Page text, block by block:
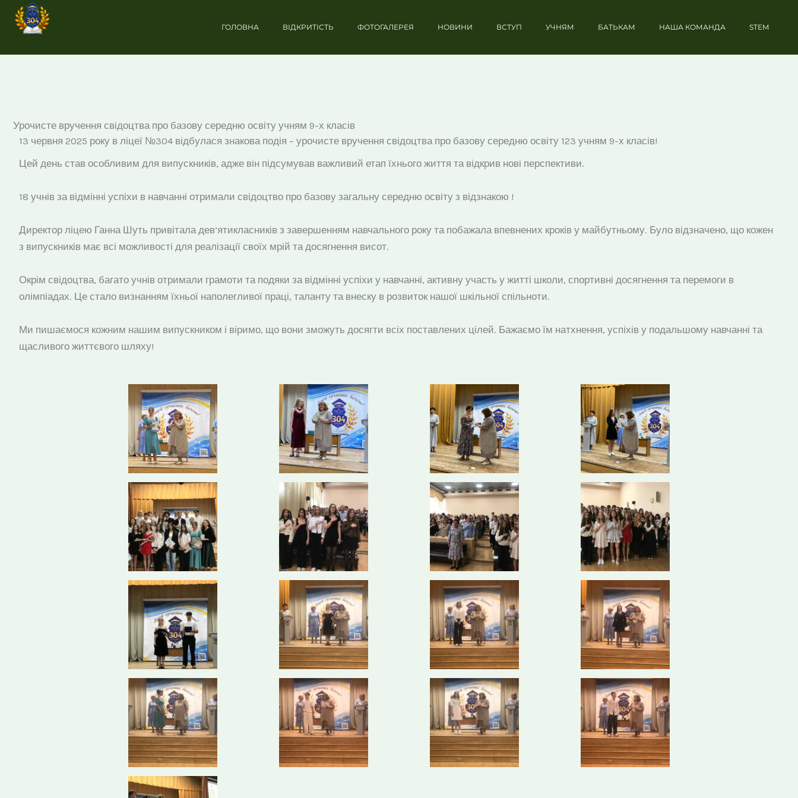
Перейти
ГОЛОВНА ВІДКРИТІСТЬ ФОТОГАЛЕРЕЯ НОВИНИ ВСТУП УЧНЯМ БАТЬКАМ НАША КОМАНДА STEM
Урочисте вручення свідоцтва про базову середню освіту учням 9-х класів
13 червня 2025 року в ліцеї №304 відбулася знакова подія – урочисте вручення свідоцтва про базову середню освіту 123 учням 9-х класів!
Цей день став особливим для випускників, адже він підсумував важливий етап їхнього життя та відкрив нові перспективи.
18 учнів за відмінні успіхи в навчанні отримали свідоцтво про базову загальну середню освіту з відзнакою !
Директор ліцею Ганна Шуть привітала дев’ятикласників з завершенням навчального року та побажала впевнених кроків у майбутньому. Було відзначено, що кожен
з випускників має всі можливості для реалізації своїх мрій та досягнення висот.
Окрім свідоцтва, багато учнів отримали грамоти та подяки за відмінні успіхи у навчанні, активну участь у житті школи, спортивні досягнення та перемоги в
олімпіадах. Це стало визнанням їхньої наполегливої праці, таланту та внеску в розвиток нашої шкільної спільноти.
Ми пишаємося кожним нашим випускником і віримо, що вони зможуть досягти всіх поставлених цілей. Бажаємо їм натхнення, успіхів у подальшому навчанні та
щасливого життєвого шляху!